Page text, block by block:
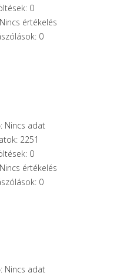
0
értékelés
0
Nincs adat
2251
0
értékelés
0
Nincs adat